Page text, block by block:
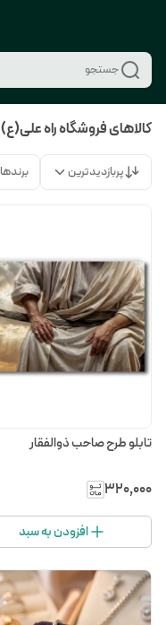
جستجو
کالاهای فروشگاه راه علی(ع)
پربازدیدترین برندها
تابلو طرح صاحب ذوالفقار
۳۲۰٬۰۰۰
افزودن به سبد